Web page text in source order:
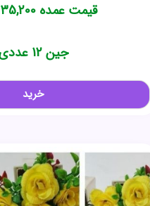
قیمت عمده 35,200
جین 12 عددی
خرید